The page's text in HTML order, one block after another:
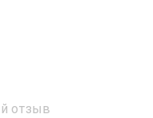
отзыв